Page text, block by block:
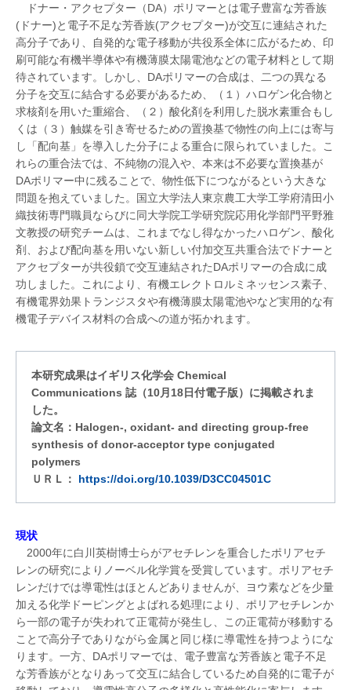
ドナー・アクセプター（DA）ポリマーとは電子豊富な芳香族
(ドナー)と電子不足な芳香族(アクセプター)が交互に連結された
高分子であり、自発的な電子移動が共役系全体に広がるため、印
刷可能な有機半導体や有機薄膜太陽電池などの電子材料として期
待されています。しかし、DAポリマーの合成は、二つの異なる
分子を交互に結合する必要があるため、（１）ハロゲン化合物と
求核剤を用いた重縮合、（２）酸化剤を利用した脱水素重合もし
くは（３）触媒を引き寄せるための置換基で物性の向上には寄与
し「配向基」を導入した分子による重合に限られていました。こ
れらの重合法では、不純物の混入や、本来は不必要な置換基が
DAポリマー中に残ることで、物性低下につながるという大きな
問題を抱えていました。国立大学法人東京農工大学工学府清田小
織技術専門職員ならびに同大学院工学研究院応用化学部門平野雅
文教授の研究チームは、これまでなし得なかったハロゲン、酸化
剤、および配向基を用いない新しい付加交互共重合法でドナーと
アクセプターが共役鎖で交互連結されたDAポリマーの合成に成
功しました。これにより、有機エレクトロルミネッセンス素子、
有機電界効果トランジスタや有機薄膜太陽電池やなど実用的な有
機電子デバイス材料の合成への道が拓かれます。
本研究成果はイギリス化学会 Chemical
Communications 誌（10月18日付電子版）に掲載されま
した。
論文名：Halogen-, oxidant- and directing group-free
synthesis of donor-acceptor type conjugated
polymers
ＵＲＬ： https://doi.org/10.1039/D3CC04501C
現状
2000年に白川英樹博士らがアセチレンを重合したポリアセチ
レンの研究によりノーベル化学賞を受賞しています。ポリアセチ
レンだけでは導電性はほとんどありませんが、ヨウ素などを少量
加える化学ドーピングとよばれる処理により、ポリアセチレンか
ら一部の電子が失われて正電荷が発生し、この正電荷が移動する
ことで高分子でありながら金属と同じ様に導電性を持つようにな
ります。一方、DAポリマーでは、電子豊富な芳香族と電子不足
な芳香族がとなりあって交互に結合しているため自発的に電子が